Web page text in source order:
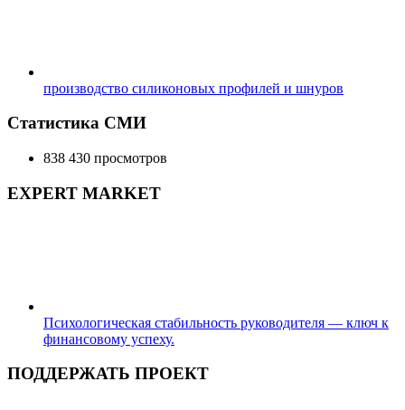
производство силиконовых профилей и шнуров
Статистика СМИ
838 430 просмотров
EXPERT MARKET
Психологическая стабильность руководителя — ключ к
финансовому успеху.
ПОДДЕРЖАТЬ ПРОЕКТ